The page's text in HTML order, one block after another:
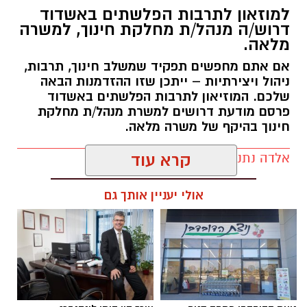
העבודות מבוצעות כחלק מפעולות לחידוש סימוני
הדרך ושיפור בטיחות הנסיעה עבור כלל משתמשי
הדרך. אנו מתנצלים על אי הנוחות הזמנית ומודים
לכם על הסבלנות.
‏כדי לעקוב אחרי הערוץ גן יבנה נט ב-WhatsApp
לחצו כאן
יש לכם מידע חשוב שטרם נחשף? צילומים מאירוע
חדשותי? מצאתם טעות בכתבה? נשמח שתשתפו
אותנו
למוזאון לתרבות הפלשתים באשדוד
דרוש/ה מנהל/ת מחלקת חינוך, למשרה
מלאה.
אם אתם מחפשים תפקיד שמשלב חינוך, תרבות,
ניהול ויצירתיות – ייתכן שזו ההזדמנות הבאה
שלכם. המוזיאון לתרבות הפלשתים באשדוד
פרסם מודעת דרושים למשרת מנהל/ת מחלקת
חינוך בהיקף של משרה מלאה.
אלדה נתנאל / 17:57 06.08.26
תגים:דרושים
קרא עוד
אולי יעניין אותך גם